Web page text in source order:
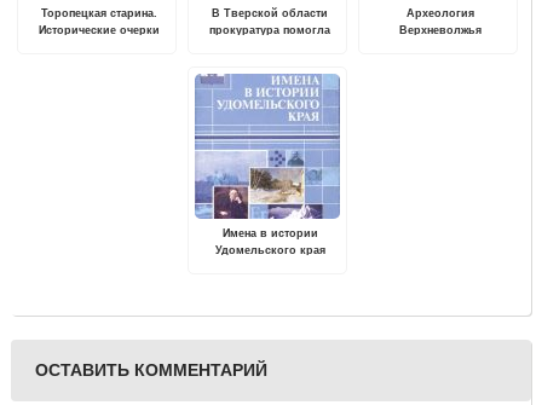
Торопецкая старина.
Исторические очерки
В Тверской области
прокуратура помогла
Археология
Верхневолжья
Имена в истории
Удомельского края
ОСТАВИТЬ КОММЕНТАРИЙ